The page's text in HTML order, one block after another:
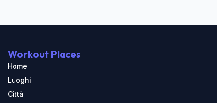
Workout Places
Home
Luoghi
Città